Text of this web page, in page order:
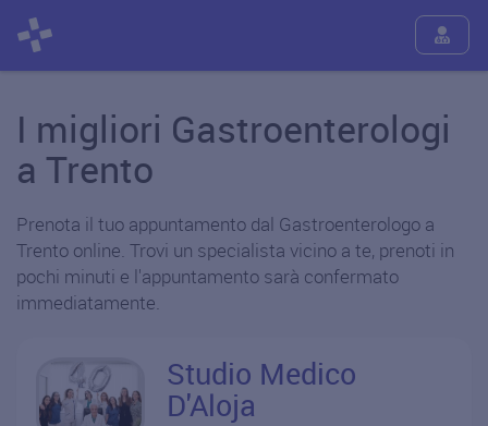
I migliori Gastroenterologi
a Trento
Prenota il tuo appuntamento dal Gastroenterologo a
Trento online. Trovi un specialista vicino a te, prenoti in
pochi minuti e l'appuntamento sarà confermato
immediatamente.
Studio Medico
D'Aloja